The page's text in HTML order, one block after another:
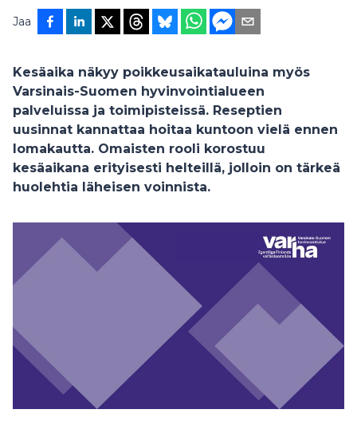
Jaa
Kesäaika näkyy poikkeusaikatauluina myös
Varsinais-Suomen hyvinvointialueen
palveluissa ja toimipisteissä. Reseptien
uusinnat kannattaa hoitaa kuntoon vielä ennen
lomakautta. Omaisten rooli korostuu
kesäaikana erityisesti helteillä, jolloin on tärkeä
huolehtia läheisen voinnista.